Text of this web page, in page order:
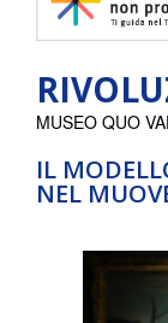
IL
NEL
MUSEO QUO